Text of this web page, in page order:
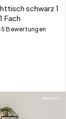
schwarz 1
Fach
&
5 Bewertungen